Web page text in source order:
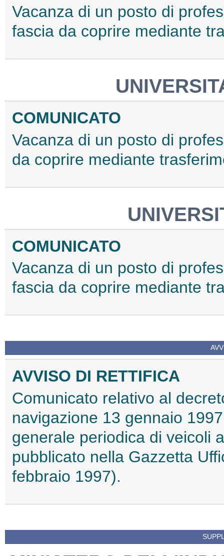
Vacanza di un posto di
fascia da coprire mediante
COMUNICATO
Vacanza di un posto di
da coprire mediante
COMUNICATO
Vacanza di un posto di
fascia da coprire mediante
AVVISO DI RETTIFICA
Comunicato relativo al
navigazione 13 gennaio
generale periodica di veicoli
pubblicato nella Gazzetta
febbraio 1997).